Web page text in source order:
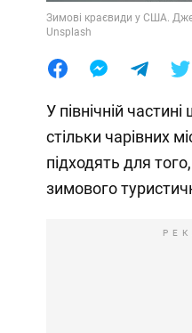
Зимові краєвиди у США.
Unsplash
У північній
стільки чарівних
підходять для
зимового